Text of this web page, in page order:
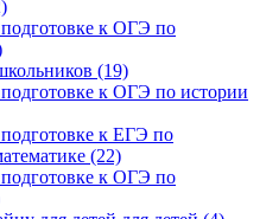
к ОГЭ по
(19)
к ОГЭ по истории
к ЕГЭ по
(22)
к ОГЭ по